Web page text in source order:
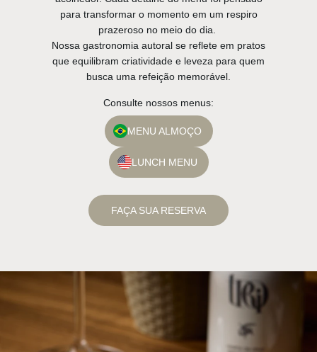
para transformar o momento em um respiro
prazeroso no meio do dia.
Nossa gastronomia autoral se reflete em pratos
que equilibram criatividade e leveza para quem
busca uma refeição memorável.
Consulte nossos menus:
MENU ALMOÇO
LUNCH MENU
FAÇA SUA RESERVA